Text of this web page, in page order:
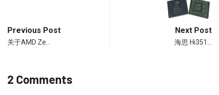
Previous Post
关于AMD Ze…
Next Post
海思 Hi351…
2 Comments